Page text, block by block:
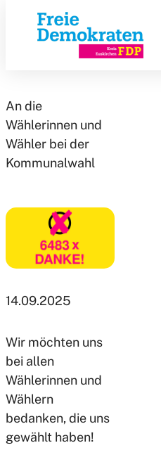
Direkt
Danke!
An die
Wählerinnen und
Wähler bei der
Kommunalwahl
14.09.2025
Wir möchten uns
bei allen
Wählerinnen und
Wählern
bedanken, die uns
gewählt haben!